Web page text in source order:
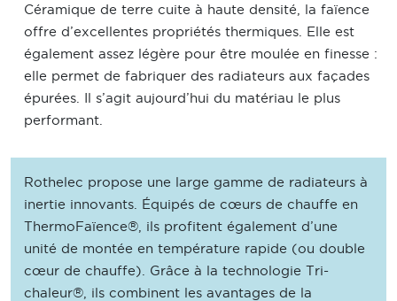
Céramique de terre cuite à haute densité, la faïence
offre d’excellentes propriétés thermiques. Elle est
également assez légère pour être moulée en finesse :
elle permet de fabriquer des radiateurs aux façades
épurées. Il s’agit aujourd’hui du matériau le plus
performant.
Rothelec propose une large gamme de radiateurs à
inertie innovants. Équipés de cœurs de chauffe en
ThermoFaïence®, ils profitent également d’une
unité de montée en température rapide (ou double
cœur de chauffe). Grâce à la technologie Tri-
chaleur®, ils combinent les avantages de la